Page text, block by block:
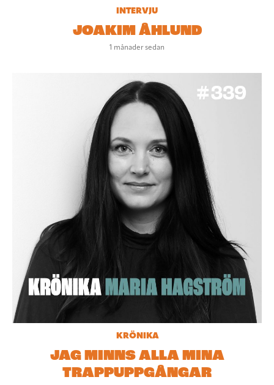
INTERVJU
JOAKIM ÅHLUND
1 månader sedan
KRÖNIKA
JAG MINNS ALLA MINA
TRAPPUPPGÅNGAR